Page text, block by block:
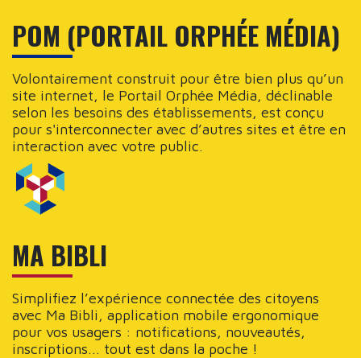
POM (PORTAIL ORPHÉE MÉDIA)
Volontairement construit pour être bien plus qu’un
site internet, le Portail Orphée Média, déclinable
selon les besoins des établissements, est conçu
pour s'interconnecter avec d’autres sites et être en
interaction avec votre public.
MA BIBLI
Simplifiez l’expérience connectée des citoyens
avec Ma Bibli, application mobile ergonomique
pour vos usagers : notifications, nouveautés,
inscriptions... tout est dans la poche !